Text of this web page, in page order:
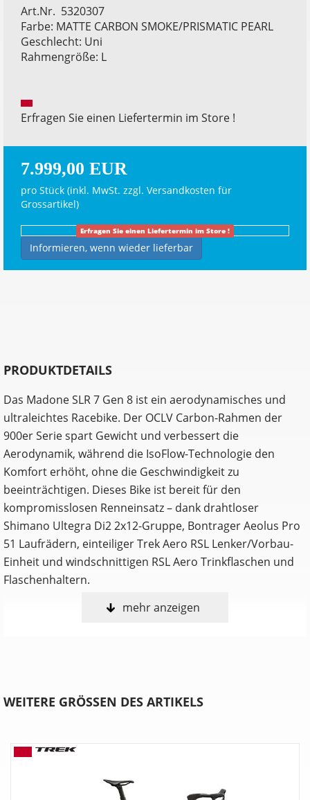
Art.Nr. 5320307
Farbe: MATTE CARBON SMOKE/PRISMATIC PEARL
Geschlecht: Uni
Rahmengröße: L
Erfragen Sie einen Liefertermin im Store !
7.999,00 EUR
pro Stück (inkl. MwSt. zzgl. Versandkosten für
Grossartikel)
Erfragen Sie einen Liefertermin im Store !
Informieren, wenn wieder lieferbar
PRODUKTDETAILS
Das Madone SLR 7 Gen 8 ist ein aerodynamisches und
ultraleichtes Racebike. Der OCLV Carbon-Rahmen der
900er Serie spart Gewicht und verbessert die
Aerodynamik, während die IsoFlow-Technologie den
Komfort erhöht, ohne die Geschwindigkeit zu
beeinträchtigen. Dieses Bike ist bereit für den
kompromisslosen Renneinsatz – dank drahtloser
Shimano Ultegra Di2 2x12-Gruppe, Bontrager Aeolus Pro
51 Laufrädern, einteiliger Trek Aero RSL Lenker/Vorbau-
Einheit und windschnittigen RSL Aero Trinkflaschen und
Flaschenhaltern.
… Rennen ein wichtiger Bestandteil deines Lebens sind
und der IsoFlow-Komforttechnologie punktet. Auch auf
von Shimanos programmierbarer Shimano Ultegra Di2
mehr anzeigen
WEITERE GRÖSSEN DES ARTIKELS